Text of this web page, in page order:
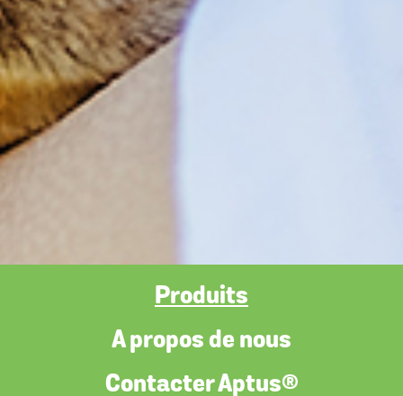
Produits
A propos de nous
Contacter Aptus®